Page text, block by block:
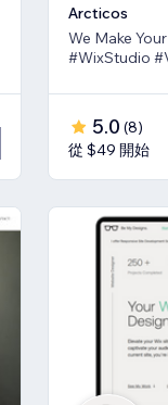
Arcticos
We Make
#WixStudio
5.0 (8)
從 $49 開始